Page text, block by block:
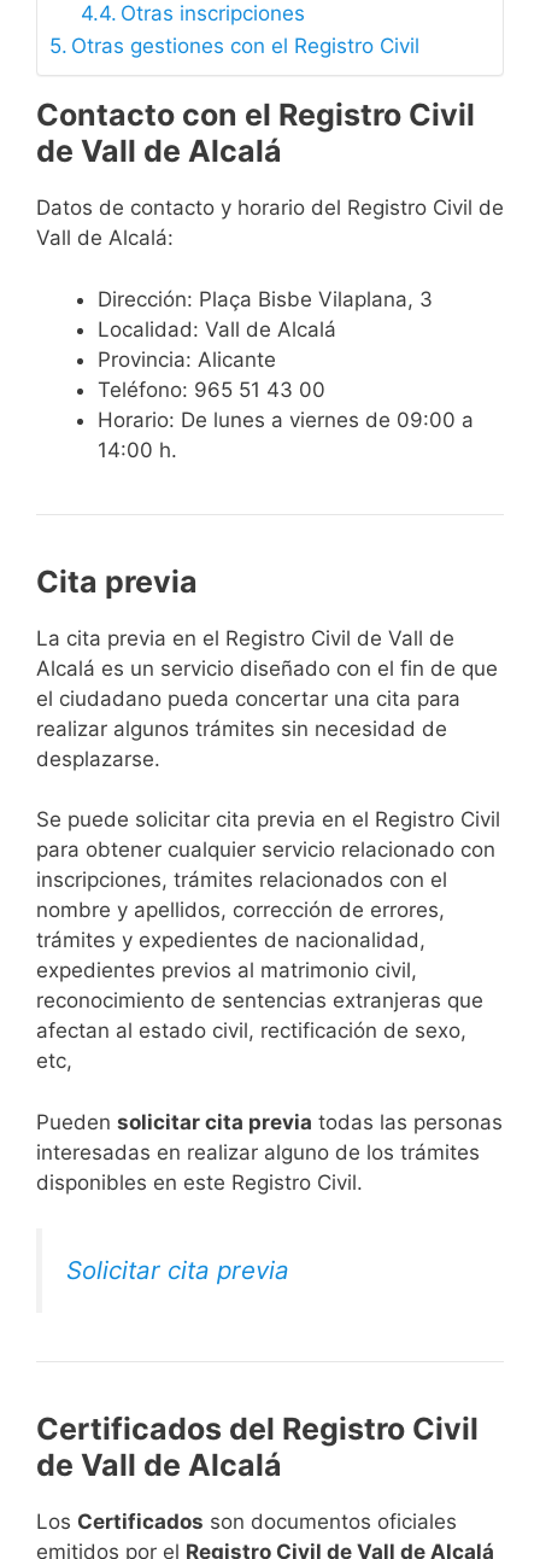
Otras inscripciones
Otras gestiones con el Registro Civil
Contacto con el Registro Civil
de Vall de Alcalá
Datos de contacto y horario del Registro Civil de
Vall de Alcalá:
Dirección: Plaça Bisbe Vilaplana, 3
Localidad: Vall de Alcalá
Provincia: Alicante
Teléfono: 965 51 43 00
Horario: De lunes a viernes de 09:00 a
14:00 h.
Cita previa
​​​​​​​​​​​​​​​​​​​​​​​​​​​​La cita previa en el Registro Civil de Vall de
Alcalá es un servicio diseñado con el fin de que
el ciudadano pueda concertar una cita para
realizar algunos trámites sin necesidad de
desplazarse.​
Se puede solicitar cita previa en el Registro Civil
para obtener cualquier servicio relacionado con
inscripciones, trámites relacionados con el
nombre y apellidos, corrección de errores,
trámites y expedientes de nacionalidad,
expedientes previos al matrimonio civil,
reconocimiento de sentencias extranjeras que
afectan al estado civil, rectificación de sexo,
etc,
​Pueden solicitar cita previa todas las personas
interesadas en realizar alguno de los trámites
disponibles en este Registro Civil.​
Solicitar cita previa
Certificados del Registro Civil
de Vall de Alcalá
Los Certificados son documentos oficiales
emitidos por el Registro Civil de Vall de Alcalá